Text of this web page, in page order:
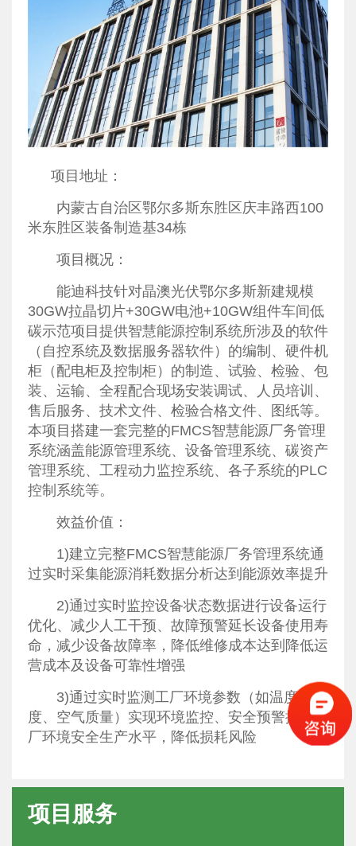
项目地址：
内蒙古自治区鄂尔多斯东胜区庆丰路西100
米东胜区装备制造基34栋
项目概况：
能迪科技针对晶澳光伏鄂尔多斯新建规模
30GW拉晶切片+30GW电池+10GW组件车间低
碳示范项目提供智慧能源控制系统所涉及的软件
（自控系统及数据服务器软件）的编制、硬件机
柜（配电柜及控制柜）的制造、试验、检验、包
装、运输、全程配合现场安装调试、人员培训、
售后服务、技术文件、检验合格文件、图纸等。
本项目搭建一套完整的FMCS智慧能源厂务管理
系统涵盖能源管理系统、设备管理系统、碳资产
管理系统、工程动力监控系统、各子系统的PLC
控制系统等。
效益价值：
1)建立完整FMCS智慧能源厂务管理系统通
过实时采集能源消耗数据分析达到能源效率提升
2)通过实时监控设备状态数据进行设备运行
优化、减少人工干预、故障预警延长设备使用寿
命，减少设备故障率，降低维修成本达到降低运
营成本及设备可靠性增强
3)通过实时监测工厂环境参数（如温度、湿
度、空气质量）实现环境监控、安全预警提升工
厂环境安全生产水平，降低损耗风险
项目服务